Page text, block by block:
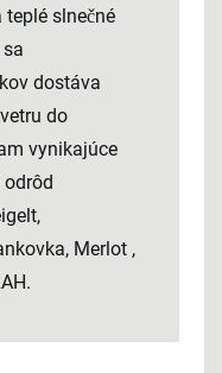
slnečné
dostáva
do
vynikajúce
odrôd
Merlot ,